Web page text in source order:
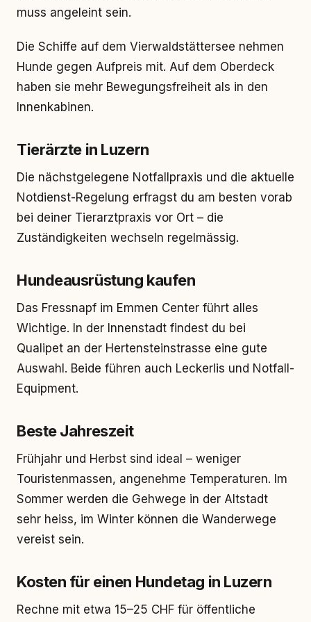
muss angeleint sein.
Die Schiffe auf dem Vierwaldstättersee nehmen
Hunde gegen Aufpreis mit. Auf dem Oberdeck
haben sie mehr Bewegungsfreiheit als in den
Innenkabinen.
Tierärzte in Luzern
Die nächstgelegene Notfallpraxis und die aktuelle
Notdienst-Regelung erfragst du am besten vorab
bei deiner Tierarztpraxis vor Ort – die
Zuständigkeiten wechseln regelmässig.
Hundeausrüstung kaufen
Das Fressnapf im Emmen Center führt alles
Wichtige. In der Innenstadt findest du bei
Qualipet an der Hertensteinstrasse eine gute
Auswahl. Beide führen auch Leckerlis und Notfall-
Equipment.
Beste Jahreszeit
Frühjahr und Herbst sind ideal – weniger
Touristenmassen, angenehme Temperaturen. Im
Sommer werden die Gehwege in der Altstadt
sehr heiss, im Winter können die Wanderwege
vereist sein.
Kosten für einen Hundetag in Luzern
Rechne mit etwa 15–25 CHF für öffentliche